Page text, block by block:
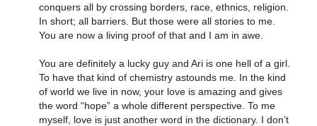
conquers all by crossing borders, race, ethnics, religion.
In short; all barriers. But those were all stories to me.
You are now a living proof of that and I am in awe.
You are definitely a lucky guy and Ari is one hell of a girl.
To have that kind of chemistry astounds me. In the kind
of world we live in now, your love is amazing and gives
the word “hope” a whole different perspective. To me
myself, love is just another word in the dictionary. I don’t